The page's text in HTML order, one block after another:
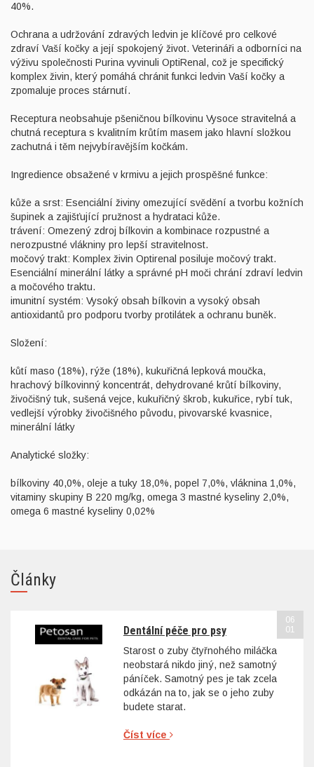
40%.
Ochrana a udržování zdravých ledvin je klíčové pro celkové
zdraví Vaší kočky a její spokojený život. Veterináři a odborníci na
výživu společnosti Purina vyvinuli OptiRenal, což je specifický
komplex živin, který pomáhá chránit funkci ledvin Vaší kočky a
zpomaluje proces stárnutí.
Receptura neobsahuje pšeničnou bílkovinu Vysoce stravitelná a
chutná receptura s kvalitním krůtím masem jako hlavní složkou
zachutná i těm nejvybíravějším kočkám.
Ingredience obsažené v krmivu a jejich prospěšné funkce:
kůže a srst: Esenciální živiny omezující svědění a tvorbu kožních
šupinek a zajišťující pružnost a hydrataci kůže.
trávení: Omezený zdroj bílkovin a kombinace rozpustné a
nerozpustné vlákniny pro lepší stravitelnost.
močový trakt: Komplex živin Optirenal posiluje močový trakt.
Esenciální minerální látky a správné pH moči chrání zdraví ledvin
a močového traktu.
imunitní systém: Vysoký obsah bílkovin a vysoký obsah
antioxidantů pro podporu tvorby protilátek a ochranu buněk.
Složení:
kůtí maso (18%), rýže (18%), kukuřičná lepková moučka,
hrachový bílkovinný koncentrát, dehydrované krůtí bílkoviny,
živočišný tuk, sušená vejce, kukuřičný škrob, kukuřice, rybí tuk,
vedlejší výrobky živočišného původu, pivovarské kvasnice,
minerální látky
Analytické složky:
bílkoviny 40,0%, oleje a tuky 18,0%, popel 7,0%, vláknina 1,0%,
vitaminy skupiny B 220 mg/kg, omega 3 mastné kyseliny 2,0%,
omega 6 mastné kyseliny 0,02%
Články
Dentální péče pro psy
Starost o zuby čtyřnohého miláčka
neobstará nikdo jiný, než samotný
páníček. Samotný pes je tak zcela
odkázán na to, jak se o jeho zuby
budete starat.
Číst více
06
01